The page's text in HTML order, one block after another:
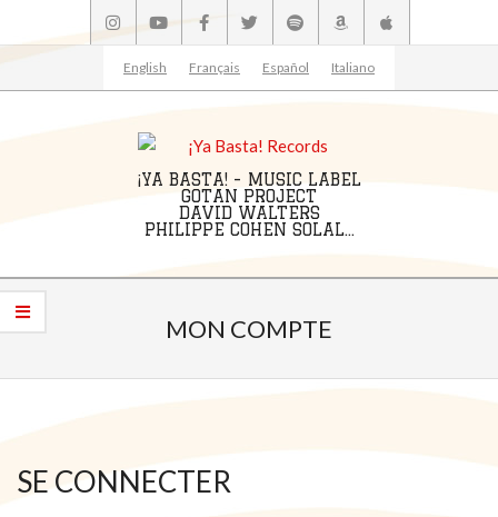
to
English Français Español Italiano
¡YA BASTA! - MUSIC LABEL
GOTAN PROJECT
DAVID WALTERS
PHILIPPE COHEN SOLAL...
Primary
Navigation
MON COMPTE
SE CONNECTER